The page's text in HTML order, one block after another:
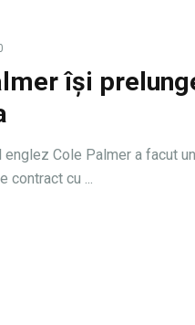
își
englez Cole Palmer a facut
contract cu ...